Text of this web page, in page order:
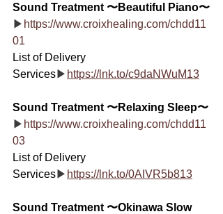
Sound Treatment 〜Beautiful Piano〜
▶ https://www.croixhealing.com/chdd11
01
List of Delivery
Services▶ https://lnk.to/c9daNWuM13
Sound Treatment 〜Relaxing Sleep〜
▶ https://www.croixhealing.com/chdd11
03
List of Delivery
Services▶ https://lnk.to/0AIVR5b813
Sound Treatment 〜Okinawa Slow